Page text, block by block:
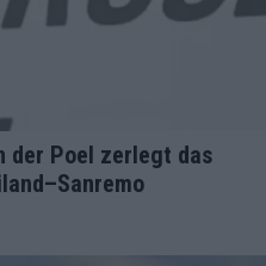
der Poel zerlegt das